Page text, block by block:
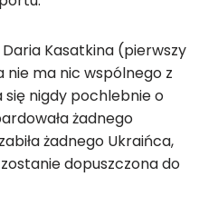
Kasatkina (pierwszy
nie ma nic wspólnego z
się nigdy pochlebnie o
żadnego
żadnego Ukraińca,
dopuszczona do